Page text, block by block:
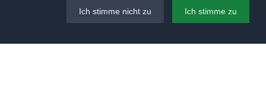
überspringen
Ich stimme nicht zu Ich stimme zu